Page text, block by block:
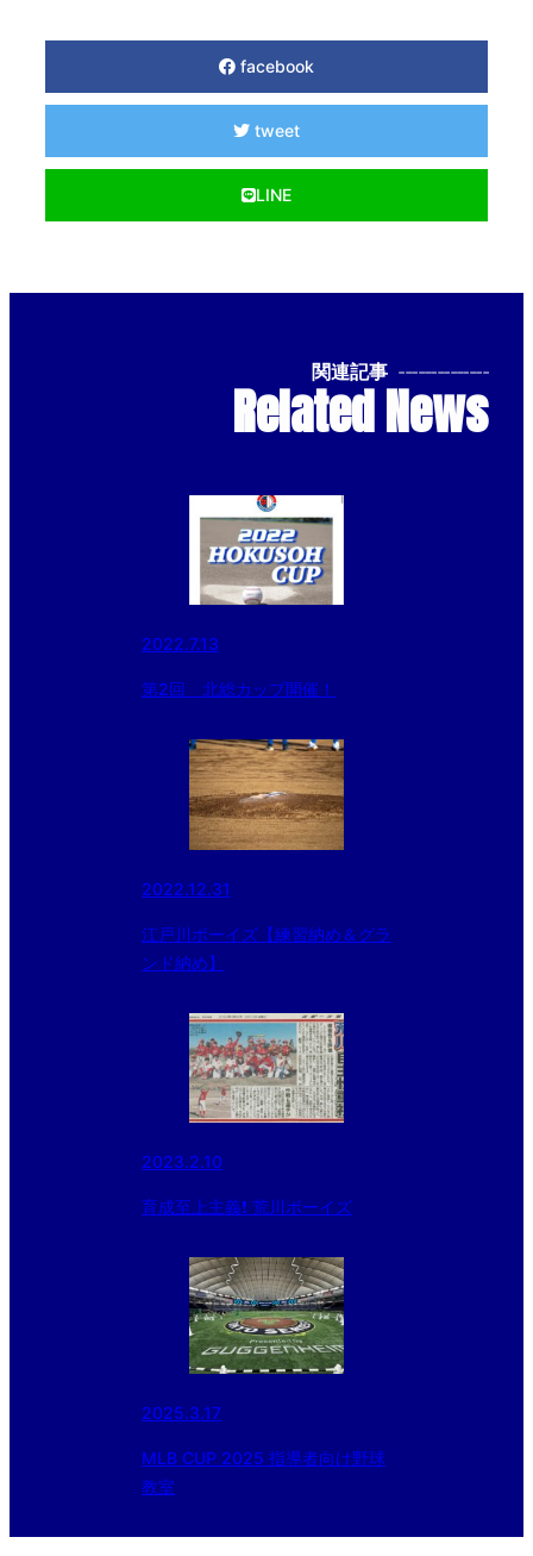
facebook
tweet
LINE
関連記事 --------------
Related News
2022.7.13
第2回 北総カップ開催！
2022.12.31
江戸川ボーイズ【練習納め＆グラ
ンド納め】
2023.2.10
育成至上主義❗️ 荒川ボーイズ
2025.3.17
MLB CUP 2025 指導者向け野球
教室